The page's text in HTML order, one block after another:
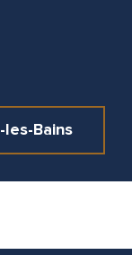
Bains